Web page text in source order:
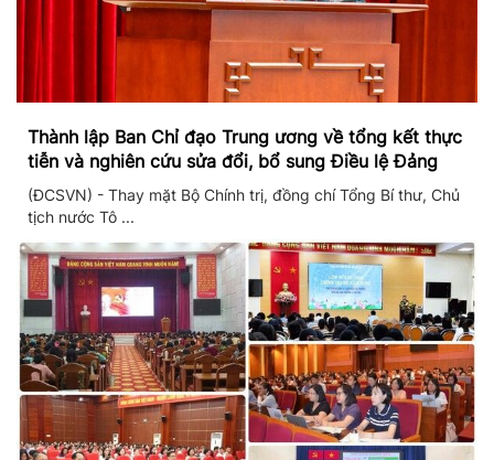
Thành lập Ban Chỉ đạo Trung ương về tổng kết thực
tiễn và nghiên cứu sửa đổi, bổ sung Điều lệ Đảng
(ĐCSVN) - Thay mặt Bộ Chính trị, đồng chí Tổng Bí thư, Chủ
tịch nước Tô ...